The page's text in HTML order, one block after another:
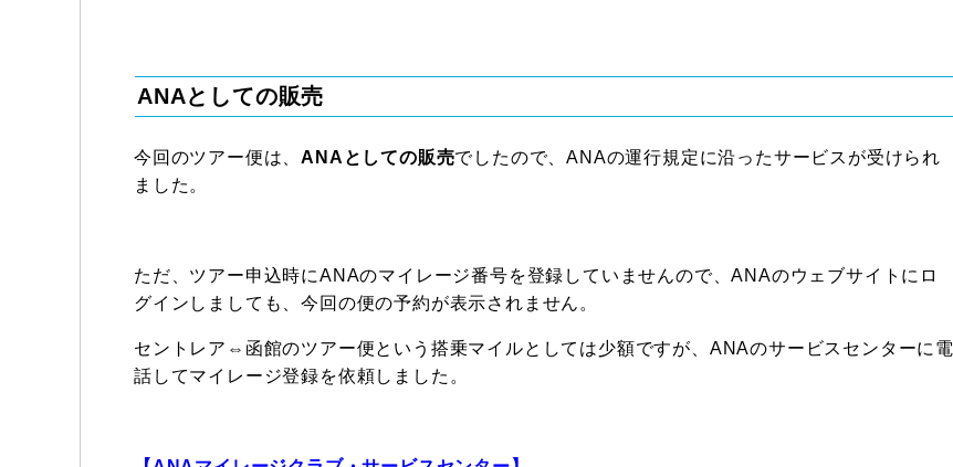
ANAとしての販売
今回のツアー便は、ANAとしての販売でしたので、ANAの運行規定に沿ったサービスが受けられ
ました。
ただ、ツアー申込時にANAのマイレージ番号を登録していませんので、ANAのウェブサイトにロ
グインしましても、今回の便の予約が表示されません。
セントレア⇔函館のツアー便という搭乗マイルとしては少額ですが、ANAのサービスセンターに電
話してマイレージ登録を依頼しました。